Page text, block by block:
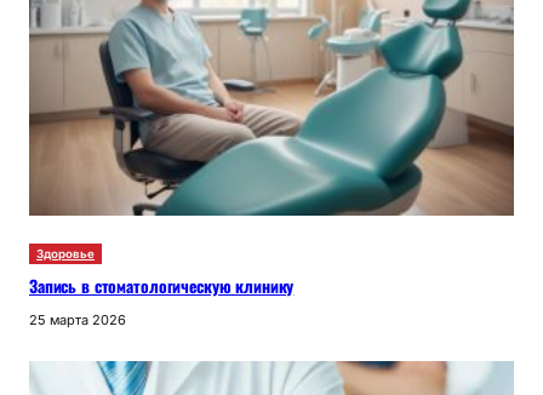
Здоровье
Запись в стоматологическую клинику
25 марта 2026